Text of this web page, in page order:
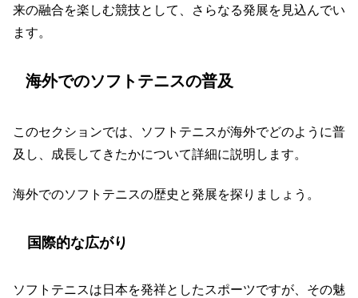
来の融合を楽しむ競技として、さらなる発展を見込んでい
ます。
海外でのソフトテニスの普及
このセクションでは、ソフトテニスが海外でどのように普
及し、成長してきたかについて詳細に説明します。
海外でのソフトテニスの歴史と発展を探りましょう。
国際的な広がり
ソフトテニスは日本を発祥としたスポーツですが、その魅